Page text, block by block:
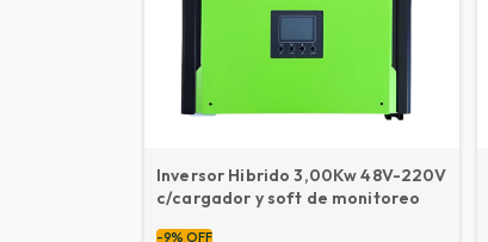
Inversor Hibrido 3,00Kw 48V-220V
c/cargador y soft de monitoreo
-9% OFF